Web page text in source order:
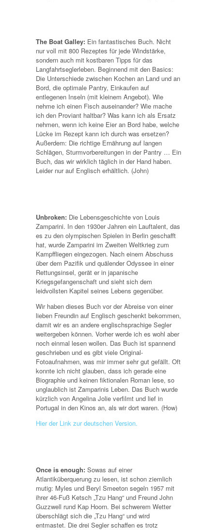
The Boat Galley: Ein fantastisches Buch. Nicht
nur voll mit 800 Rezeptes für jede Windstärke,
sondern auch mit kostbaren Tipps für das
Langfahrtseglerleben. Beginnend mit den Basics:
Die Unterschiede zwischen Kochen an Land und an
Bord, die optimale Pantry, Einkaufen auf
entlegenen Inseln (mit kleinem Angebot). Wie
nehme ich einen Fisch auseinander? Wie mache
ich den Proviant haltbar? Was kann ich als Ersatz
nehmen, wenn ich keine Eier an Bord habe, welche
Lücke im Rezept kann ich durch was ersetzen?
Außerdem: Die richtige Ernährung auf langen
Schlägen, Sturmvorbereitungen in der Pantry … Ein
Buch, das wir wirklich täglich in der Hand haben.
Leider nur auf Englisch erhältlich. (John)
Unbroken: Die Lebensgeschichte von Louis
Zamparini. In den 1930er Jahren ein Lauftalent, das
es zu den olympischen Spielen in Berlin geschafft
hat, wurde Zamparini im Zweiten Weltkrieg zum
Kampffliegen eingezogen. Nach einem Abschuss
über dem Pazifik und quälender Odyssee in einer
Rettungsinsel, gerät er in japanische
Kriegsgefangenschaft und sieht sich dem
leidvollsten Kapitel seines Lebens gegenüber.
Wir haben dieses Buch vor der Abreise von einer
lieben Freundin auf Englisch geschenkt bekommen,
damit wir es an andere englischsprachige Segler
weitergeben können. Vorher werde ich es wohl aber
noch einmal lesen wollen. Das Buch ist spannend
geschrieben und es gibt viele Original-
Fotoaufnahmen, was mir immer sehr gut gefällt. Oft
konnte ich nicht glauben, dass ich gerade eine
Biographie und keinen fiktionalen Roman lese, so
unglaublich ist Zamparinis Leben. Das Buch wurde
kürzlich von Angelina Jolie verfilmt und lief in
Portugal in den Kinos an, als wir dort waren. (How)
Hier der Link zur deutschen Version.
Once is enough: Sowas auf einer
Atlantiküberquerung zu lesen, ist schon ziemlich
mutig: Myles und Beryl Smeeton segeln 1957 mit
ihrer 46-Fuß Ketsch „Tzu Hang“ und Freund John
Guzzwell rund Kap Hoorn. Bei schwerem Wetter
überschlägt sich die „Tzu Hang“ und wird
entmastet. Die drei Segler schaffen es trotz